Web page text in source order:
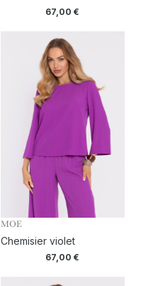
67,00€
MOE
Chemisier violet
67,00€